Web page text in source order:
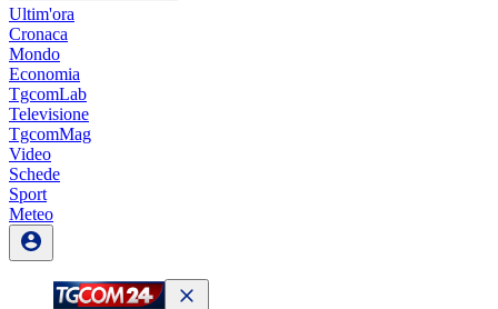
Ultim'ora
Cronaca
Mondo
Economia
TgcomLab
Televisione
TgcomMag
Video
Schede
Sport
Meteo